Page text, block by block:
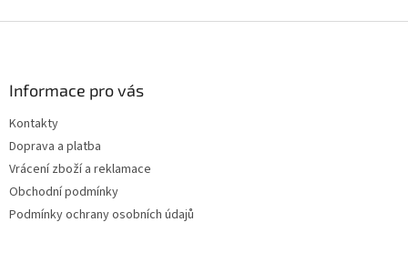
Informace pro vás
Kontakty
Doprava a platba
Vrácení zboží a reklamace
Obchodní podmínky
Podmínky ochrany osobních údajů